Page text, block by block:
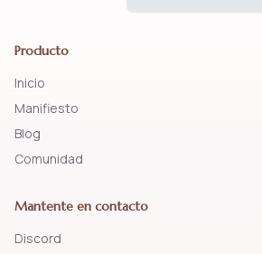
Producto
Inicio
Manifiesto
Blog
Comunidad
Mantente en contacto
Discord